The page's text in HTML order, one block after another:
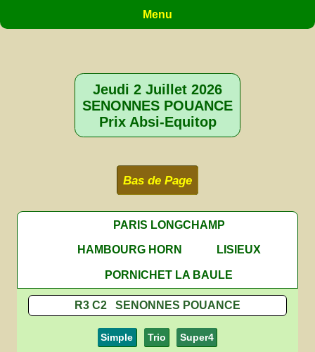
Menu
Jeudi 2 Juillet 2026
SENONNES POUANCE
Prix Absi-Equitop
Bas de Page
PARIS LONGCHAMP
HAMBOURG HORN
LISIEUX
PORNICHET LA BAULE
R3 C2 SENONNES POUANCE
Simple Trio Super4